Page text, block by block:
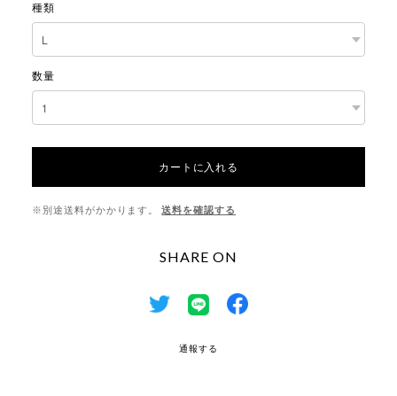
種類
数量
カートに入れる
※別途送料がかかります。 送料を確認する
SHARE ON
通報する